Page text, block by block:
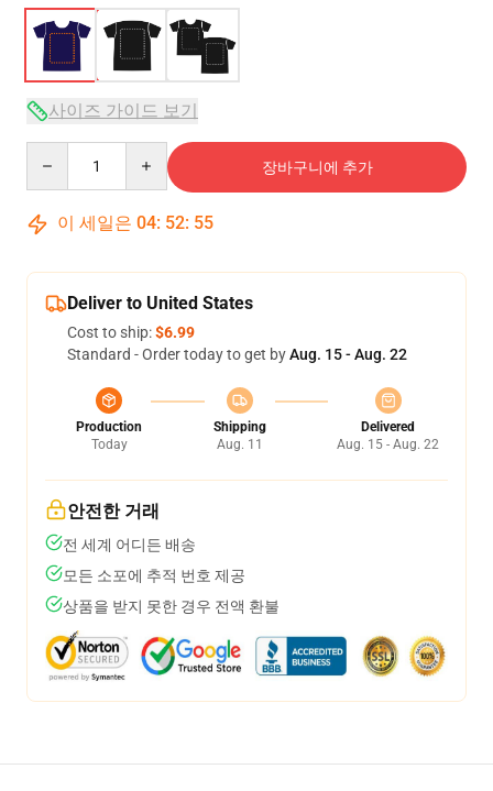
사이즈 가이드 보기
장바구니에 추가
이 세일은 04: 52: 54
Deliver to United States
Cost to ship:$6.99
Standard - Order today to get byAug. 15 - Aug. 22
Production
Today
Shipping
Aug. 11
Delivered
Aug. 15 - Aug. 22
안전한 거래
전 세계 어디든 배송
모든 소포에 추적 번호 제공
상품을 받지 못한 경우 전액 환불